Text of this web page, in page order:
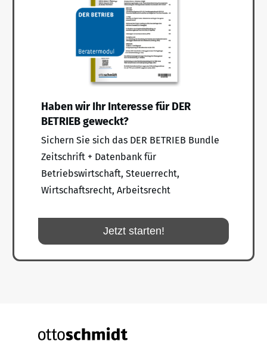
Haben wir Ihr Interesse für DER
BETRIEB geweckt?
Sichern Sie sich das DER BETRIEB Bundle
Zeitschrift + Datenbank für
Betriebswirtschaft, Steuerrecht,
Wirtschaftsrecht, Arbeitsrecht
Jetzt starten!